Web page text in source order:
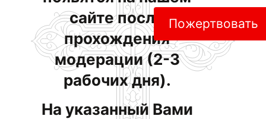
сайте после
прохождения
модерации (2-3
рабочих дня).
На указанный Вами
Пожертвовать